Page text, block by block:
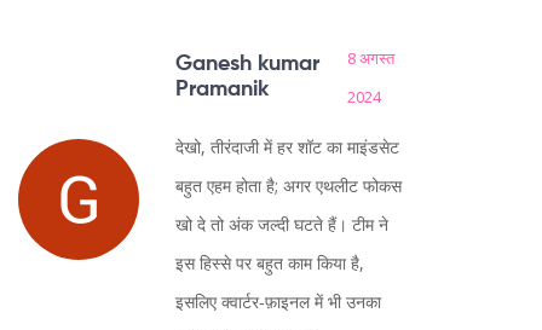
Ganesh kumar
Pramanik
8 अगस्त
2024
देखो, तीरंदाजी में हर शॉट का माइंडसेट
बहुत एहम होता है; अगर एथलीट फोकस
खो दे तो अंक जल्दी घटते हैं। टीम ने
इस हिस्से पर बहुत काम किया है,
इसलिए क्वार्टर‑फ़ाइनल में भी उनका